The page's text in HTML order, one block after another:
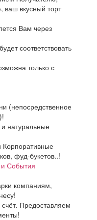
ваш вкусный торт
Вам через
соответствовать
только с
(непосредственное
натуральные
фуд-букетов..!
События
компаниям,
Предоставляем